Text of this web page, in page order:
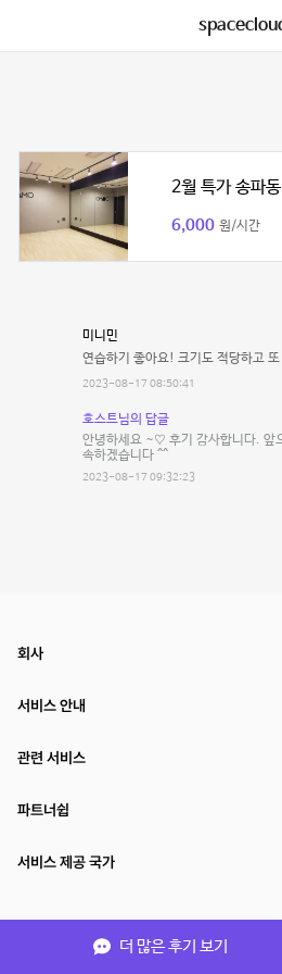
2월 특가 송파
6,000 원/시간
미니민
연습하기 좋아요! 크기도 적당하고
2023-08-17 08:50:41
호스트님의 답글
안녕하세요 ~♡ 후기 감사합니다. 앞
속하겠습니다 ^^
2023-08-17 09:32:23
더 많은 후기 보기
회사
서비스 안내
관련 서비스
파트너쉽
서비스 제공 국가
(주)NSPACE 사업자정보